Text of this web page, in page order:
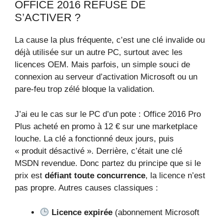
OFFICE 2016 REFUSE DE
S’ACTIVER ?
La cause la plus fréquente, c’est une clé invalide ou
déjà utilisée sur un autre PC, surtout avec les
licences OEM. Mais parfois, un simple souci de
connexion au serveur d’activation Microsoft ou un
pare-feu trop zélé bloque la validation.
J’ai eu le cas sur le PC d’un pote : Office 2016 Pro
Plus acheté en promo à 12 € sur une marketplace
louche. La clé a fonctionné deux jours, puis
« produit désactivé ». Derrière, c’était une clé
MSDN revendue. Donc partez du principe que si le
prix est défiant toute concurrence, la licence n’est
pas propre. Autres causes classiques :
Licence expirée (abonnement Microsoft